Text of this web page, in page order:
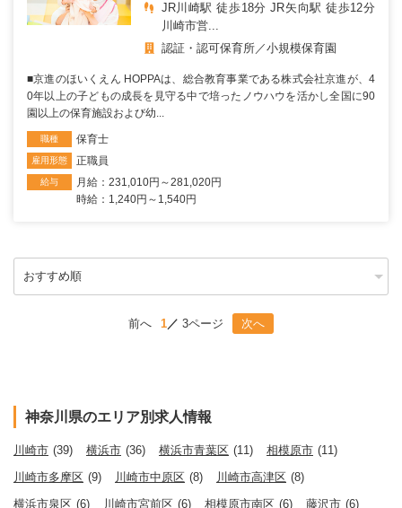
JR川崎駅 徒歩18分 JR矢向駅 徒歩12分
川崎市営...
認証・認可保育所
小規模保育園
■京進のほいくえん HOPPAは、総合教育事業である株式会社京進が、4
0年以上の子どもの成長を見守る中で培ったノウハウを活かし全国に90
園以上の保育施設および幼...
職種 保育士
雇用形態 正職員
給与
月給：231,010円～281,020円
時給：1,240円～1,540円
前へ 1 3ページ 次へ
神奈川県のエリア別求人情報
川崎市 (39) 横浜市 (36) 横浜市青葉区 (11) 相模原市 (11)
川崎市多摩区 (9) 川崎市中原区 (8) 川崎市高津区 (8)
横浜市泉区 (6) 川崎市宮前区 (6) 相模原市南区 (6) 藤沢市 (6)